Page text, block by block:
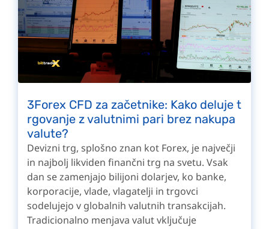
3Forex CFD za začetnike: Kako deluje t
rgovanje z valutnimi pari brez nakupa
valute?
Devizni trg, splošno znan kot Forex, je največji
in najbolj likviden finančni trg na svetu. Vsak
dan se zamenjajo bilijoni dolarjev, ko banke,
korporacije, vlade, vlagatelji in trgovci
sodelujejo v globalnih valutnih transakcijah.
Tradicionalno menjava valut vključuje